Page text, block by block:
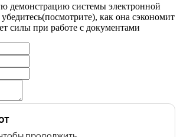
демонстрацию системы электронной
как она сэкономит
силы при работе с документами